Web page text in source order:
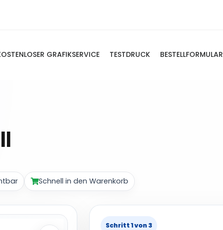
GRAFIKSERVICE TESTDRUCK BESTELLFORMULAR
Schnell in den Warenkorb
Schritt 1 von 3